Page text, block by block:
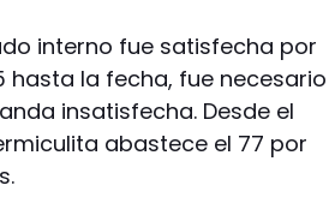
interno fue satisfecha por
hasta la fecha, fue necesario
insatisfecha. Desde el
abastece el 77 por